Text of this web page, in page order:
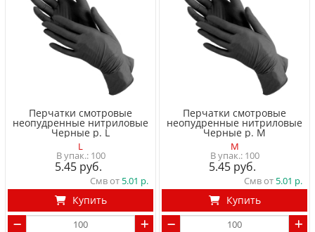
Перчатки смотровые
неопудренные нитриловые
Черные р. L
L
100
5.45
Смв от 5.01
Купить
Перчатки смотровые
неопудренные нитриловые
Черные р. M
M
100
5.45
Смв от 5.01
Купить